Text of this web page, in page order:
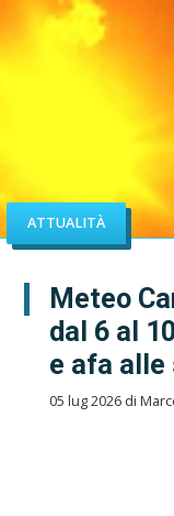
ATTUALITÀ
Meteo
dal 6 al
e afa
05 lug 2026 di